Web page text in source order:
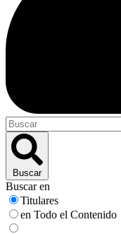
Buscar
Buscar en
Titulares
en Todo el Contenido